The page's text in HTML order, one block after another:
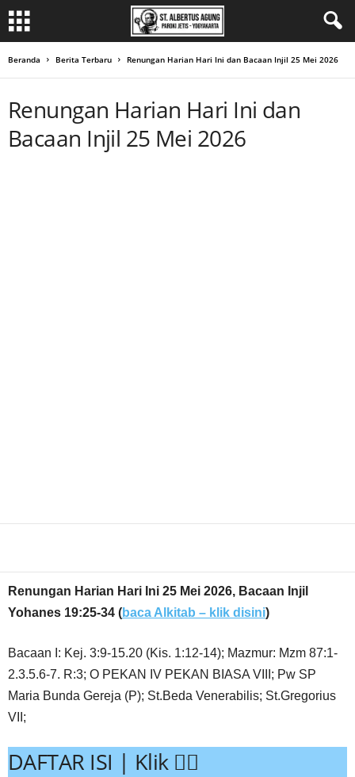
Beranda Berita Terbaru Renungan Harian Hari Ini dan Bacaan Injil 25 Mei 2026
Renungan Harian Hari Ini dan
Bacaan Injil 25 Mei 2026
Renungan Harian Hari Ini 25 Mei 2026, Bacaan Injil
Yohanes 19:25-34 (baca Alkitab – klik disini)
Bacaan I: Kej. 3:9-15.20 (Kis. 1:12-14); Mazmur: Mzm 87:1-
2.3.5.6-7. R:3; O PEKAN IV PEKAN BIASA VIII; Pw SP
Maria Bunda Gereja (P); St.Beda Venerabilis; St.Gregorius
VII;
DAFTAR ISI | Klik 👇🏻